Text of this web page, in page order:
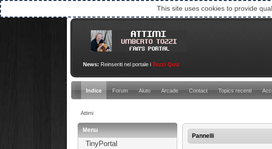
News: Reinseriti nel portale iTozzi Quiz
Indice Forum Aiuto Arcade Contact Topics recenti
Attimi
Menu
TinyPortal
Pannelli
This site uses cookies to provide